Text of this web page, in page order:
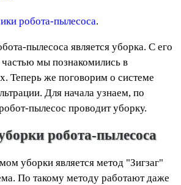
робота-пылесоса.
пылесоса является уборка. С его
мы познакомились в
Теперь же поговорим о системе
Для начала узнаем, по
пылесос проводит уборку.
робота-пылесоса
уборки является метод "Зигзаг"
По такому методу работают даже